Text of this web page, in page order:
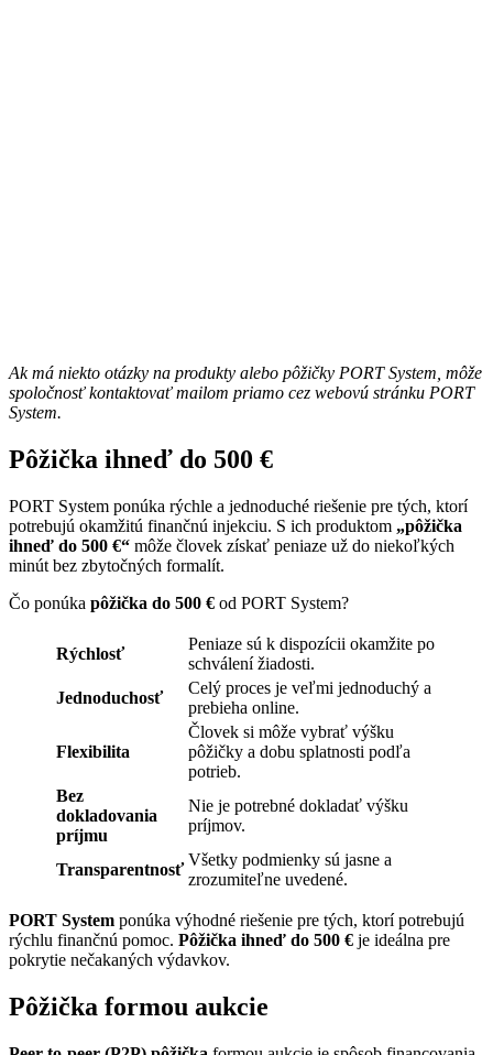
Ak má niekto otázky na produkty alebo pôžičky PORT System, môže
spoločnosť kontaktovať mailom priamo cez webovú stránku PORT
System.
Pôžička ihneď do 500 €
PORT System ponúka rýchle a jednoduché riešenie pre tých, ktorí
potrebujú okamžitú finančnú injekciu. S ich produktom „pôžička
ihneď do 500 €“ môže človek získať peniaze už do niekoľkých
minút bez zbytočných formalít.
Čo ponúka pôžička do 500 € od PORT System?
Rýchlosť
Peniaze sú k dispozícii okamžite po
schválení žiadosti.
Jednoduchosť
Celý proces je veľmi jednoduchý a
prebieha online.
Flexibilita
Človek si môže vybrať výšku
pôžičky a dobu splatnosti podľa
potrieb.
Bez
dokladovania
príjmu
Nie je potrebné dokladať výšku
príjmov.
Transparentnosť
Všetky podmienky sú jasne a
zrozumiteľne uvedené.
PORT System ponúka výhodné riešenie pre tých, ktorí potrebujú
rýchlu finančnú pomoc. Pôžička ihneď do 500 € je ideálna pre
pokrytie nečakaných výdavkov.
Pôžička formou aukcie